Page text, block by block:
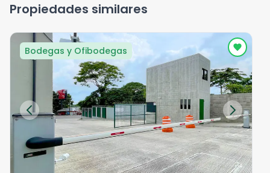
Propiedades similares
Bodegas y Ofibodegas